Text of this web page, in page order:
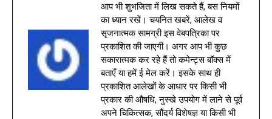
आप भी शुभजिता में लिख सकते हैं, बस नियमों
का ध्यान रखें। चयनित खबरें, आलेख व
सृजनात्मक सामग्री इस वेबपत्रिका पर
प्रकाशित की जाएगी। अगर आप भी कुछ
सकारात्मक कर रहे हैं तो कमेन्ट्स बॉक्स में
बताएँ या हमें ई मेल करें। इसके साथ ही
प्रकाशित आलेखों के आधार पर किसी भी
प्रकार की औषधि, नुस्खे उपयोग में लाने से पूर्व
अपने चिकित्सक, सौंदर्य विशेषज्ञ या किसी भी